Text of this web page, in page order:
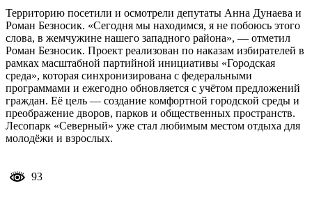
Территорию посетили и осмотрели депутаты Анна Дунаева и
Роман Безносик. «Сегодня мы находимся, я не побоюсь этого
слова, в жемчужине нашего западного района», — отметил
Роман Безносик. Проект реализован по наказам избирателей в
рамках масштабной партийной инициативы «Городская
среда», которая синхронизирована с федеральными
программами и ежегодно обновляется с учётом предложений
граждан. Её цель — создание комфортной городской среды и
преображение дворов, парков и общественных пространств.
Лесопарк «Северный» уже стал любимым местом отдыха для
молодёжи и взрослых.
93